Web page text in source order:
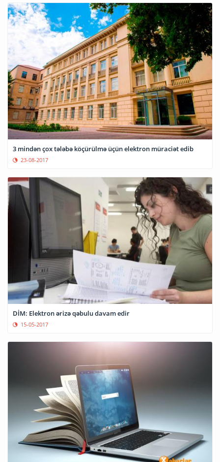
3 mindən çox tələbə köçürülmə üçün elektron müraciət edib
23-08-2017
DİM: Elektron ərizə qəbulu davam edir
15-05-2017